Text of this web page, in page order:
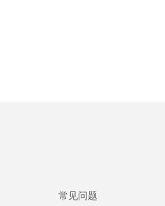
常见问题